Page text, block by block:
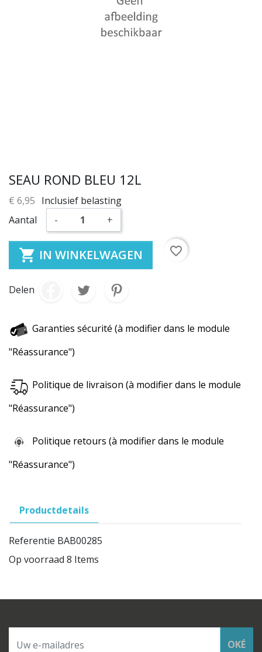
SEAU ROND BLEU 12L
€ 6,95 Inclusief belasting
Aantal
- +
 IN WINKELWAGEN favorite_border
Delen
Garanties sécurité (à modifier dans le module
"Réassurance")
Politique de livraison (à modifier dans le module
"Réassurance")
Politique retours (à modifier dans le module
"Réassurance")
Productdetails
Referentie BAB00285
Op voorraad 8 Items
OKÉ